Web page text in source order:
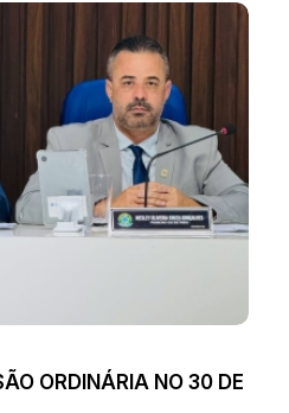
ORDINÁRIA NO 30 DE